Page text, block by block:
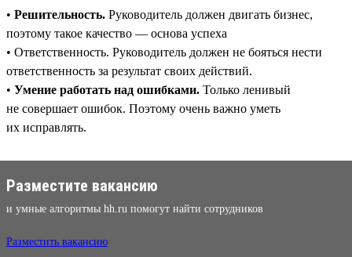
• Решительность. Руководитель должен двигать бизнес,
поэтому такое качество — основа успеха
• Ответственность. Руководитель должен не бояться нести
ответственность за результат своих действий.
• Умение работать над ошибками. Только ленивый
не совершает ошибок. Поэтому очень важно уметь
их исправлять.
Разместите вакансию
и умные алгоритмы hh.ru помогут найти сотрудников
Разместить вакансию